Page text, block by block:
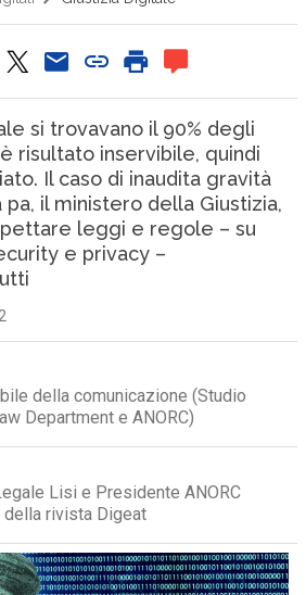
si trovavano il 90% degli
risultato inservibile, quindi
Il caso di inaudita gravità
il ministero della Giustizia,
leggi e regole – su
e privacy –
della comunicazione (Studio
Department e ANORC)
Lisi e Presidente ANORC
rivista Digeat